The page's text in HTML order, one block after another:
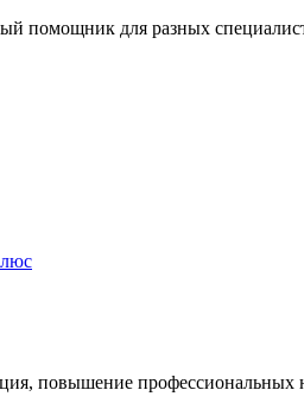
помощник для разных
повышение